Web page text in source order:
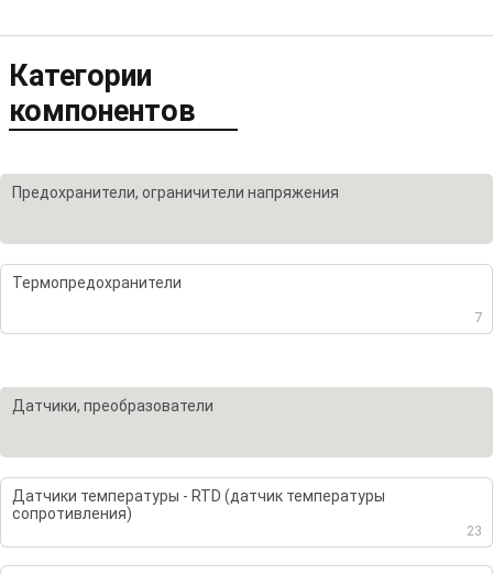
Категории
компонентов
Предохранители, ограничители напряжения
Термопредохранители
7
Датчики, преобразователи
Датчики температуры - RTD (датчик температуры
сопротивления)
23